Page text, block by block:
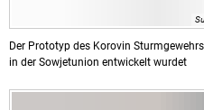
Der Prototyp des Korovin
in der Sowjetunion entwickelt wurdet